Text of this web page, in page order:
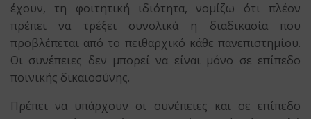
έχουν, τη φοιτητική ιδιότητα, νομίζω ότι πλέον
πρέπει να τρέξει συνολικά η διαδικασία που
προβλέπεται από το πειθαρχικό κάθε πανεπιστημίου.
Οι συνέπειες δεν μπορεί να είναι μόνο σε επίπεδο
ποινικής δικαιοσύνης.
Πρέπει να υπάρχουν οι συνέπειες και σε επίπεδο